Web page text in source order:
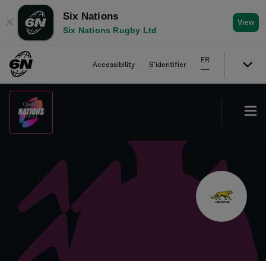
✕
Six Nations
Six Nations Rugby Ltd
View
Accessibility S'identifier
FR